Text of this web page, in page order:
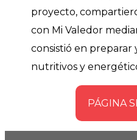
proyecto,
con Mi Valedor
consistió en
nutritivos y
PÁGINA